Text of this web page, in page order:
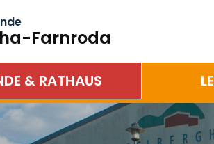
Farnroda
& RATHAUS